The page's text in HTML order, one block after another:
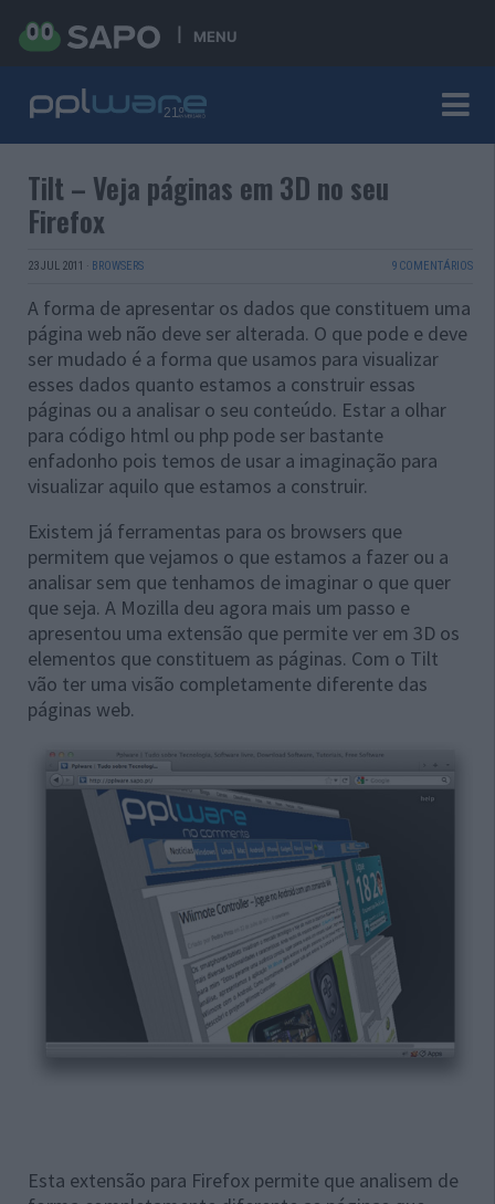
MENU
Tilt – Veja páginas em 3D no seu
Firefox
23 JUL 2011 · BROWSERS 9 COMENTÁRIOS
A forma de apresentar os dados que constituem uma
página web não deve ser alterada. O que pode e deve
ser mudado é a forma que usamos para visualizar
esses dados quanto estamos a construir essas
páginas ou a analisar o seu conteúdo. Estar a olhar
para código html ou php pode ser bastante
enfadonho pois temos de usar a imaginação para
visualizar aquilo que estamos a construir.
Existem já ferramentas para os browsers que
permitem que vejamos o que estamos a fazer ou a
analisar sem que tenhamos de imaginar o que quer
que seja. A Mozilla deu agora mais um passo e
apresentou uma extensão que permite ver em 3D os
elementos que constituem as páginas. Com o Tilt
vão ter uma visão completamente diferente das
páginas web.
Esta extensão para Firefox permite que analisem de